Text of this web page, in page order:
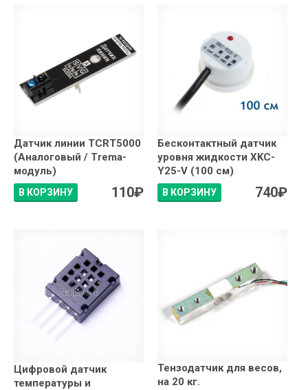
Датчик линии TCRT5000
(Аналоговый / Trema-
модуль)
В КОРЗИНУ 110₽
Бесконтактный датчик
уровня жидкости XKC-
Y25-V (100 см)
В КОРЗИНУ 740₽
Цифровой датчик
температуры и
Тензодатчик для весов,
на 20 кг.